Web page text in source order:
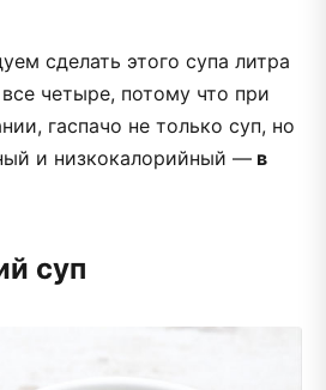
сделать этого супа литра
четыре, потому что при
гаспачо не только суп, но
и низкокалорийный — в
суп